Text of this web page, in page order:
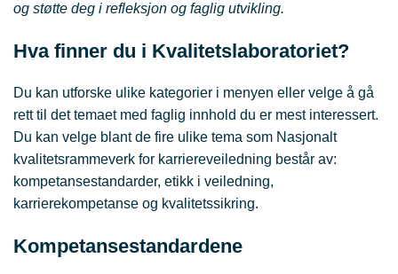
og støtte deg i refleksjon og faglig utvikling.
Hva finner du i Kvalitetslaboratoriet?
Du kan utforske ulike kategorier i menyen eller velge å gå
rett til det temaet med faglig innhold du er mest interessert.
Du kan velge blant de fire ulike tema som Nasjonalt
kvalitetsrammeverk for karriereveiledning består av:
kompetansestandarder, etikk i veiledning,
karrierekompetanse og kvalitetssikring.
Kompetansestandardene